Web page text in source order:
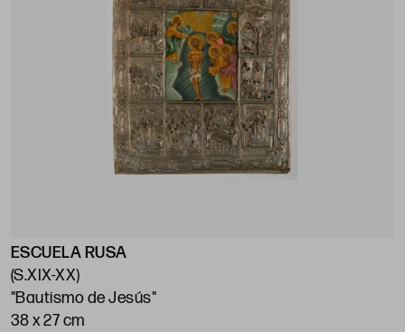
ESCUELA RUSA
(S.XIX-XX)
"Bautismo de Jesús"
38 x 27 cm